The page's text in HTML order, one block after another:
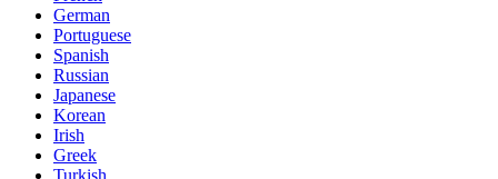
German
Portuguese
Spanish
Russian
Japanese
Korean
Irish
Greek
Turkish